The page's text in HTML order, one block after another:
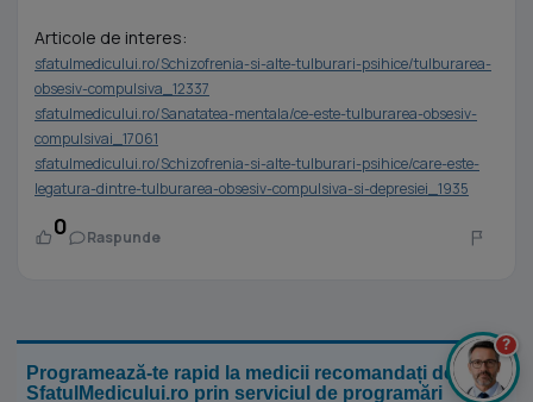
Articole de interes:
sfatulmedicului.ro/Schizofrenia-si-alte-tulburari-psihice/tulburarea-
obsesiv-compulsiva_12337
sfatulmedicului.ro/Sanatatea-mentala/ce-este-tulburarea-obsesiv-
compulsivai_17061
sfatulmedicului.ro/Schizofrenia-si-alte-tulburari-psihice/care-este-
legatura-dintre-tulburarea-obsesiv-compulsiva-si-depresiei_1935
0 Raspunde
Programează-te rapid la medicii recomandați de
SfatulMedicului.ro prin serviciul de programări
?